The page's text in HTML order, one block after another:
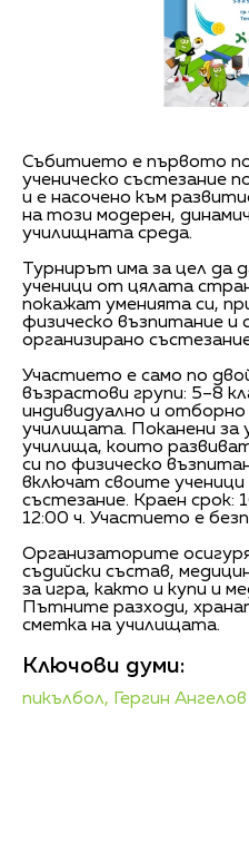
Събитието е първото
ученическо състезание
и е насочено към
на този модерен,
училищната среда.
Турнирът има за цел да
ученици от цялата
покажат уменията си,
физическо възпитание
организирано
Участието е само по
възрастови групи: 5–8
индивидуално и отборно
училищата. Поканени за
училища, които
си по физическо
включат своите ученици
състезание. Краен срок:
12:00 ч. Участието е
Организаторите
съдийски състав,
за игра, както и купи и
Пътните разходи,
сметка на училищата.
Ключови думи:
пикълбол, Гергин Ангелов